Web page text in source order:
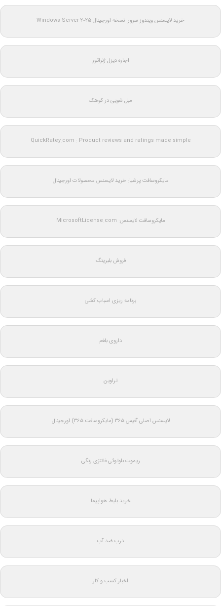
خرید لایسنس ویندوز سرور: نسخه اورجینال Windows Server 2025
اجاره دیزل ژنراتور
مبل شویی در کوهک
QuickRatey.com : Product reviews and ratings made simple
مایکروسافت پرشیا: خرید لایسنس محصولات اورجینال
مایکروسافت لایسنس: MicrosoftLicense.com
فروش بلبرینگ
برنامه ریزی اسباب کشی
داروی بلغم
تراوین
لایسنس اصلی آفیس ۳۶۵ (مایکروسافت ۳۶۵) اورجینال
ریموت بلوتوثی فانتزی رنگی
خرید بلیط هواپیما
درب ضد آب
اخبار کسب و کار